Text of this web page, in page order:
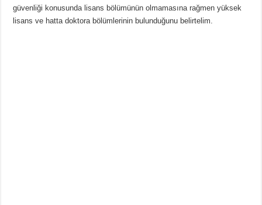
güvenliği konusunda lisans bölümünün olmamasına rağmen yüksek
lisans ve hatta doktora bölümlerinin bulunduğunu belirtelim.